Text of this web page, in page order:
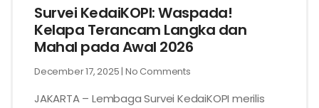
Survei KedaiKOPI: Waspada!
Kelapa Terancam Langka dan
Mahal pada Awal 2026
December 17, 2025 No Comments
JAKARTA – Lembaga Survei KedaiKOPI merilis